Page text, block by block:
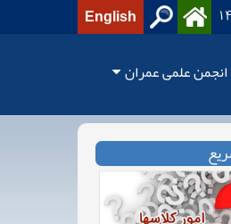
English
انجمن علمی عمران